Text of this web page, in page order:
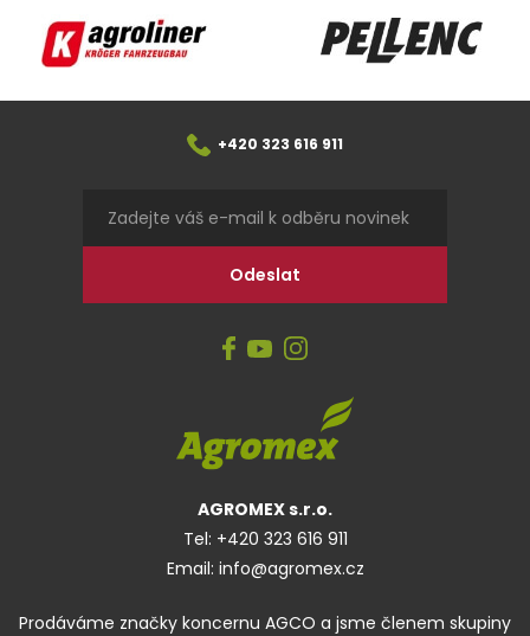
Agroliner Pellenc
+420 323 616 911
AGROMEX s.r.o.
Tel: +420 323 616 911
Email: info@agromex.cz
Prodáváme značky koncernu AGCO a jsme členem skupiny